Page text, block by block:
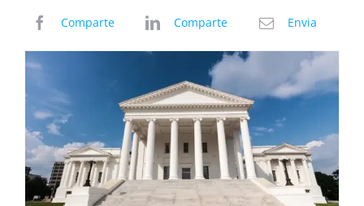
Comparte Comparte Envia